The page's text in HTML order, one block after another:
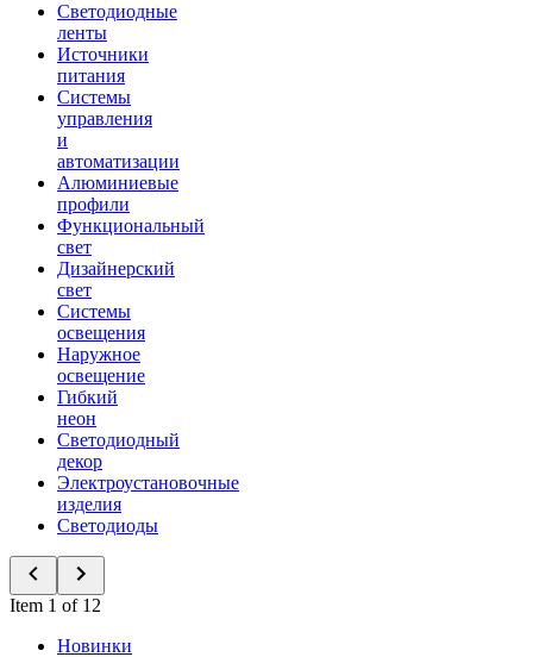
Светодиодные
ленты
Источники
питания
Системы
управления
и
автоматизации
Алюминиевые
профили
Функциональный
свет
Дизайнерский
свет
Системы
освещения
Наружное
освещение
Гибкий
неон
Светодиодный
декор
Электроустановочные
изделия
Светодиоды
Item 1 of 12
Новинки